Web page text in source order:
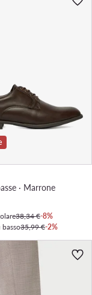
· Marrone
38,34 €-8%
basso35,99 €-2%